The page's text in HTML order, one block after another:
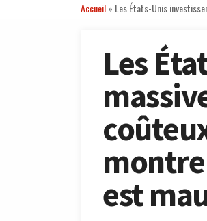
Accueil» Les États-Unis
Les
est